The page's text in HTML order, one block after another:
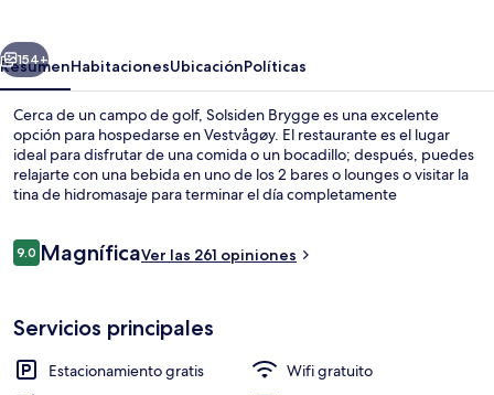
Siguiente
154+
ResumenHabitacionesUbicaciónPolíticas
Cerca de un campo de golf, Solsiden Brygge es una excelente
opción para hospedarse en Vestvågøy. El restaurante es el lugar
ideal para disfrutar de una comida o un bocadillo; después, puedes
relajarte con una bebida en uno de los 2 bares o lounges o visitar la
tina de hidromasaje para terminar el día completamente
Opiniones
9.09.0 de 10,
MagníficaVer las 261 opiniones
Servicios principales
Estacionamiento gratis
Wifi gratuito